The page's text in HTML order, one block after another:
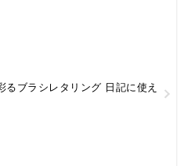
るブラシレタリング 日記に使え